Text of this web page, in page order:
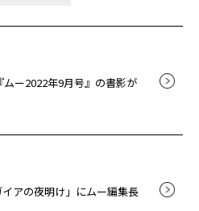
ー2022年9月号』の書影が
アの夜明け」にムー編集長